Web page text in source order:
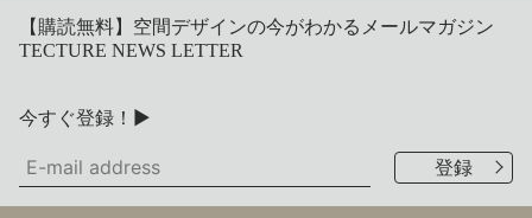
【購読無料】空間デザインの今がわかるメールマガジン
TECTURE NEWS LETTER
今すぐ登録！▶